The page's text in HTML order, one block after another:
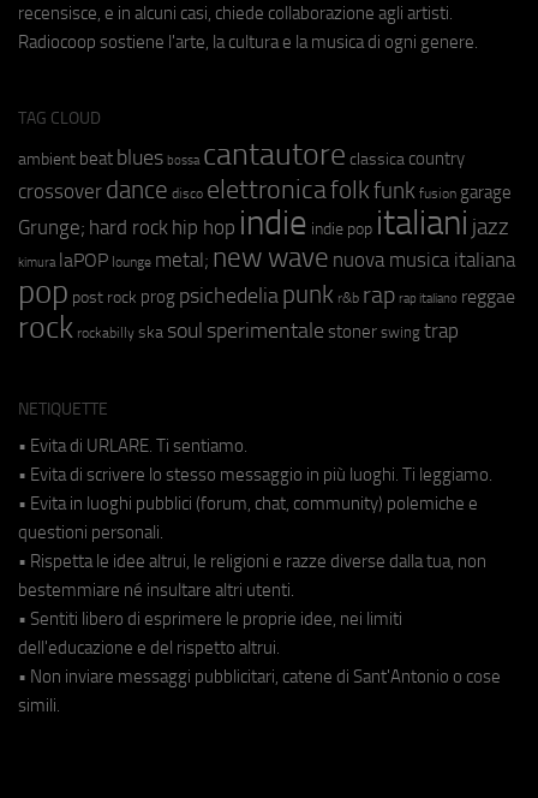
recensisce, e in alcuni casi, chiede collaborazione agli artisti.
Radiocoop sostiene l'arte, la cultura e la musica di ogni genere.
TAG CLOUD
ambient beat blues bossa cantautore classica country
crossover dance disco elettronicafolkfunk fusion garage
Grunge; hard rock hip hop indie indie pop italiani jazz
kimura laPOP lounge metal; new wave nuova musica italiana
pop post rock prog psichedeliapunk r&b rap rap italiano reggae
rock rockabilly ska soul sperimentale stoner swing trap
NETIQUETTE
• Evita di URLARE. Ti sentiamo.
• Evita di scrivere lo stesso messaggio in più luoghi. Ti leggiamo.
• Evita in luoghi pubblici (forum, chat, community) polemiche e
questioni personali.
• Rispetta le idee altrui, le religioni e razze diverse dalla tua, non
bestemmiare né insultare altri utenti.
• Sentiti libero di esprimere le proprie idee, nei limiti
dell'educazione e del rispetto altrui.
• Non inviare messaggi pubblicitari, catene di Sant'Antonio o cose
simili.